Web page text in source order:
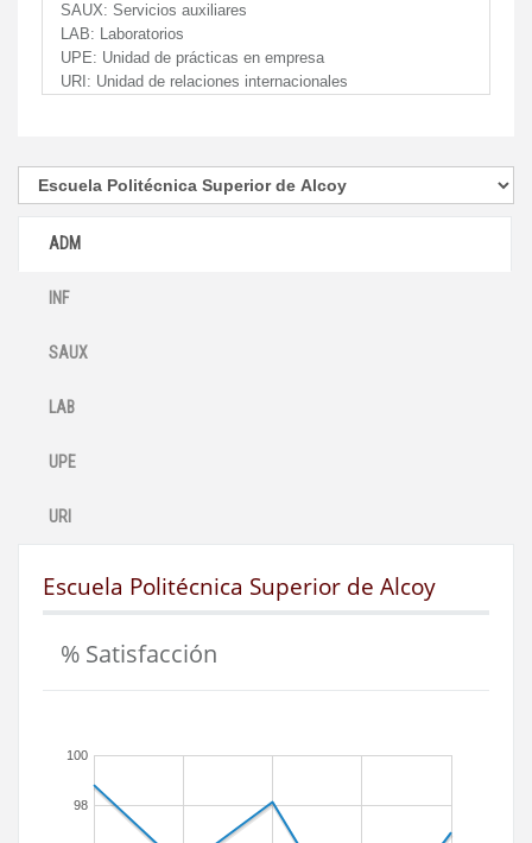
SAUX: Servicios auxiliares
LAB: Laboratorios
UPE: Unidad de prácticas en empresa
URI: Unidad de relaciones internacionales
ADM
INF
SAUX
LAB
UPE
URI
Escuela Politécnica Superior de Alcoy
% Satisfacción
98
100